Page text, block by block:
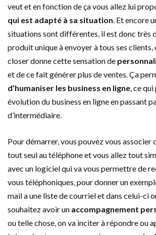
veut et en fonction de ça vous allez lui
qui est adapté à sa situation. Et encore
situations sont différentes, il est donc très
produit unique à envoyer à tous ses clients,
closer donne cette sensation de
et de ce fait générer plus de ventes. Ça
d’humaniser les business en ligne, ce
évolution du business en ligne en passant
d’intermédiaire.
Pour démarrer, vous pouvez vous associer
tout seul au téléphone et vous allez tout
avec un logiciel qui va vous permettre de
vous téléphoniques, pour donner un
mail a une liste de courriel et dans celui-ci
souhaitez avoir un accompagnement
ou telle chose, on va inciter à répondre ou